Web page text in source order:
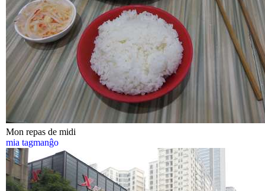
Mon repas de midi
mia tagmanĝo